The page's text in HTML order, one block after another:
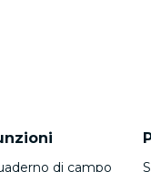
di campo